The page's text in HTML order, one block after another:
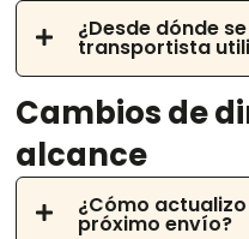
¿Desde dónde
transportista
Cambios de
alcance
¿Cómo
próximo envío?